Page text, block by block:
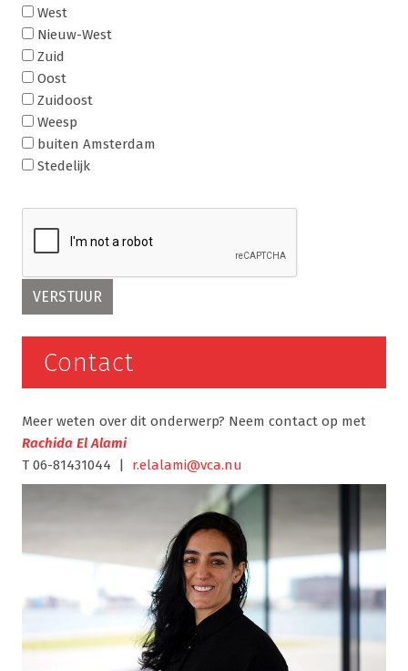
West
Nieuw-West
Zuid
Oost
Zuidoost
Weesp
buiten Amsterdam
Stedelijk
Contact
Meer weten over dit onderwerp? Neem contact op met
Rachida El Alami
T 06-81431044 | r.elalami@vca.nu